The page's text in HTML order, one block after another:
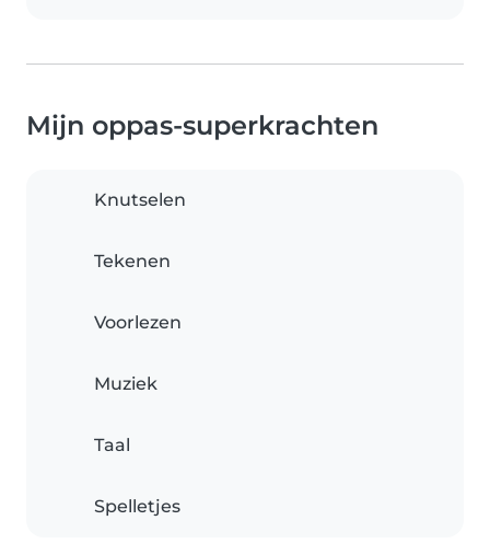
Mijn oppas-superkrachten
Knutselen
Tekenen
Voorlezen
Muziek
Taal
Spelletjes